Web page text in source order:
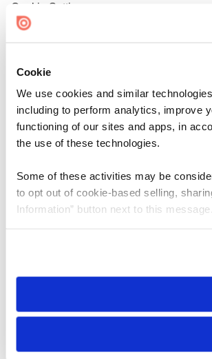
Cookie
We use cookies and similar
including to perform analytics, improve
functioning of our sites and apps, in
the use of these technologies.
Some of these activities may be
to opt out of cookie-based selling,
Information” button next to this message.
need to be set again.
Cookie Settings